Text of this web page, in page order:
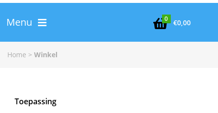

0 €0,00
Menu
Home > Winkel
Toepassing